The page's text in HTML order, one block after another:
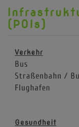
(POIs)
Verkehr
Bus
Straßenbahn /
Flughafen
Gesundheit